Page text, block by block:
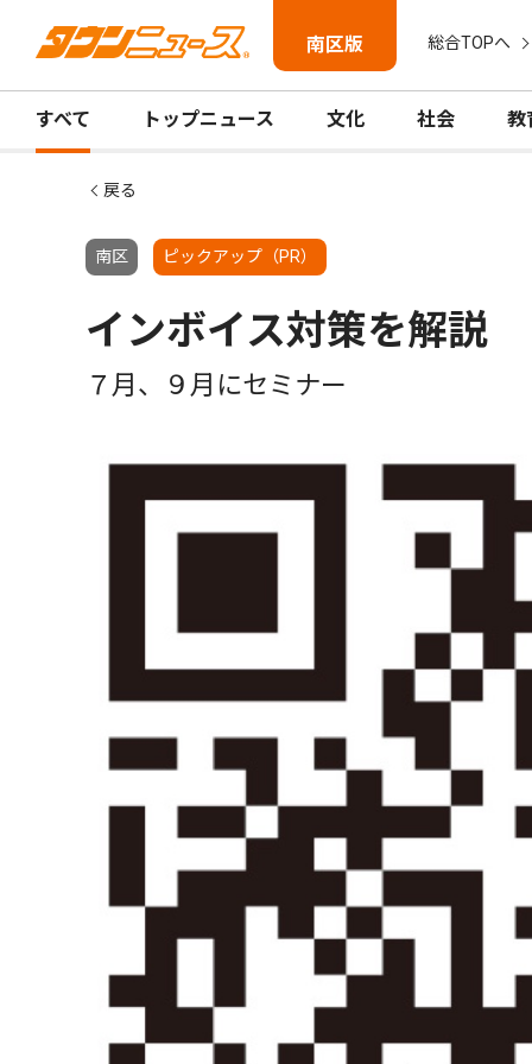
南区版 総合TOPへ
すべて トップニュース 文化 社会 教
戻る
南区 ピックアップ（PR）
インボイス対策を解説
７月、９月にセミナー